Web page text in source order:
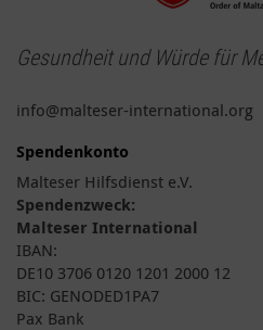
Gesundheit und Würde für
info@malteser-international.org
Spendenkonto
Malteser Hilfsdienst e.V.
Spendenzweck:
Malteser International
IBAN:
DE10 3706 0120 1201 2000 12
BIC: GENODED1PA7
Pax Bank